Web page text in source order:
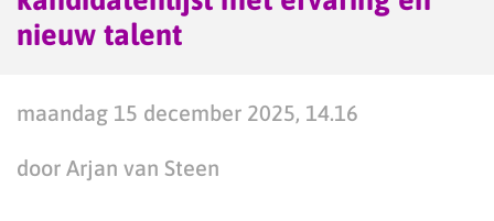
nieuw talent
maandag 15 december 2025, 14.16
door Arjan van Steen